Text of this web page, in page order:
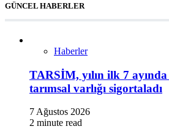
GÜNCEL HABERLER
Haberler
TARSİM, yılın ilk 7
tarımsal varlığı sigortaladı
7 Ağustos 2026
2 minute read